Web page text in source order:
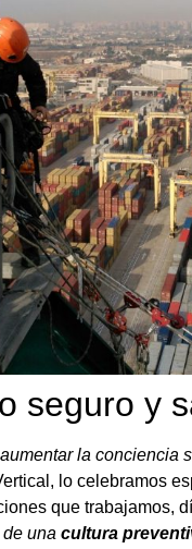
seguro y
la conciencia
lo celebramos
que trabajamos,
una cultura